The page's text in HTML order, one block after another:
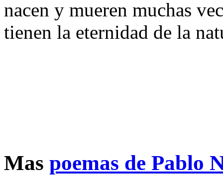
nacen y mueren muchas
tienen la eternidad de la
Mas poemas de Pablo